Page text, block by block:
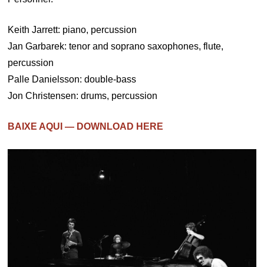
Keith Jarrett: piano, percussion
Jan Garbarek: tenor and soprano saxophones, flute,
percussion
Palle Danielsson: double-bass
Jon Christensen: drums, percussion
BAIXE AQUI — DOWNLOAD HERE